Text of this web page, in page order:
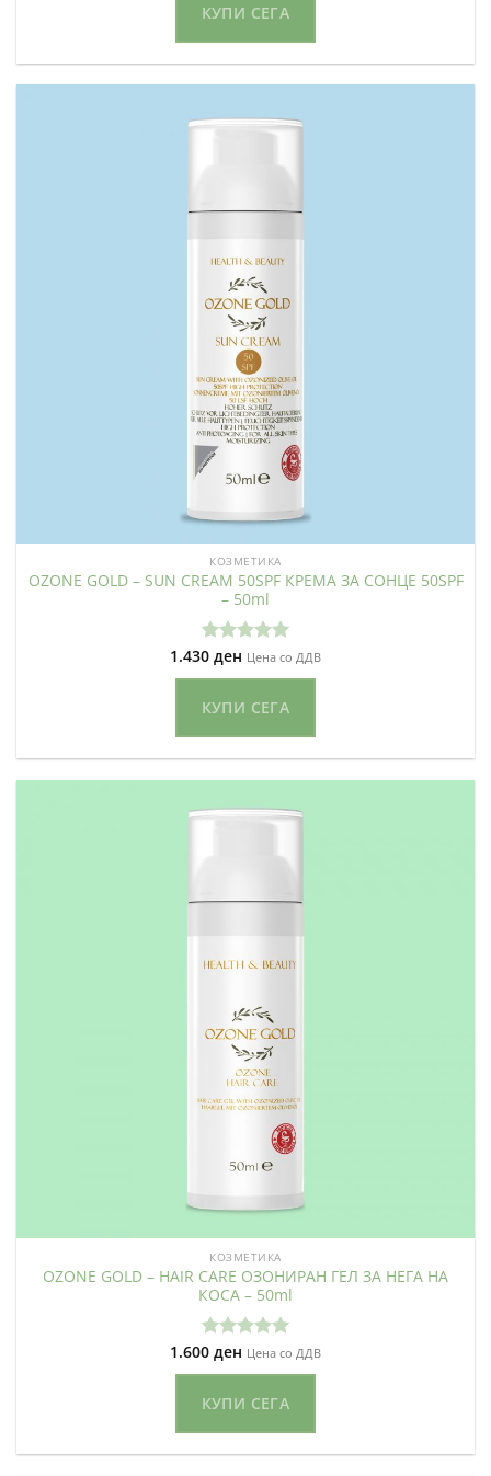
КУПИ СЕГА
КОЗМЕТИКА
OZONE GOLD – SUN CREAM 50SPF КРЕМА ЗА СОНЦЕ 50SPF
– 50ml
Оценето
1.430 ден Цена со ДДВ
КУПИ СЕГА
КОЗМЕТИКА
OZONE GOLD – HAIR CARE ОЗОНИРАН ГЕЛ ЗА НЕГА НА
КОСА – 50ml
Оценето
1.600 ден Цена со ДДВ
КУПИ СЕГА